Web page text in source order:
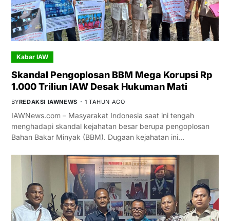
Kabar IAW
Skandal Pengoplosan BBM Mega Korupsi Rp
1.000 Triliun IAW Desak Hukuman Mati
BYREDAKSI IAWNEWS 1 TAHUN AGO
IAWNews.com – Masyarakat Indonesia saat ini tengah
menghadapi skandal kejahatan besar berupa pengoplosan
Bahan Bakar Minyak (BBM). Dugaan kejahatan ini…